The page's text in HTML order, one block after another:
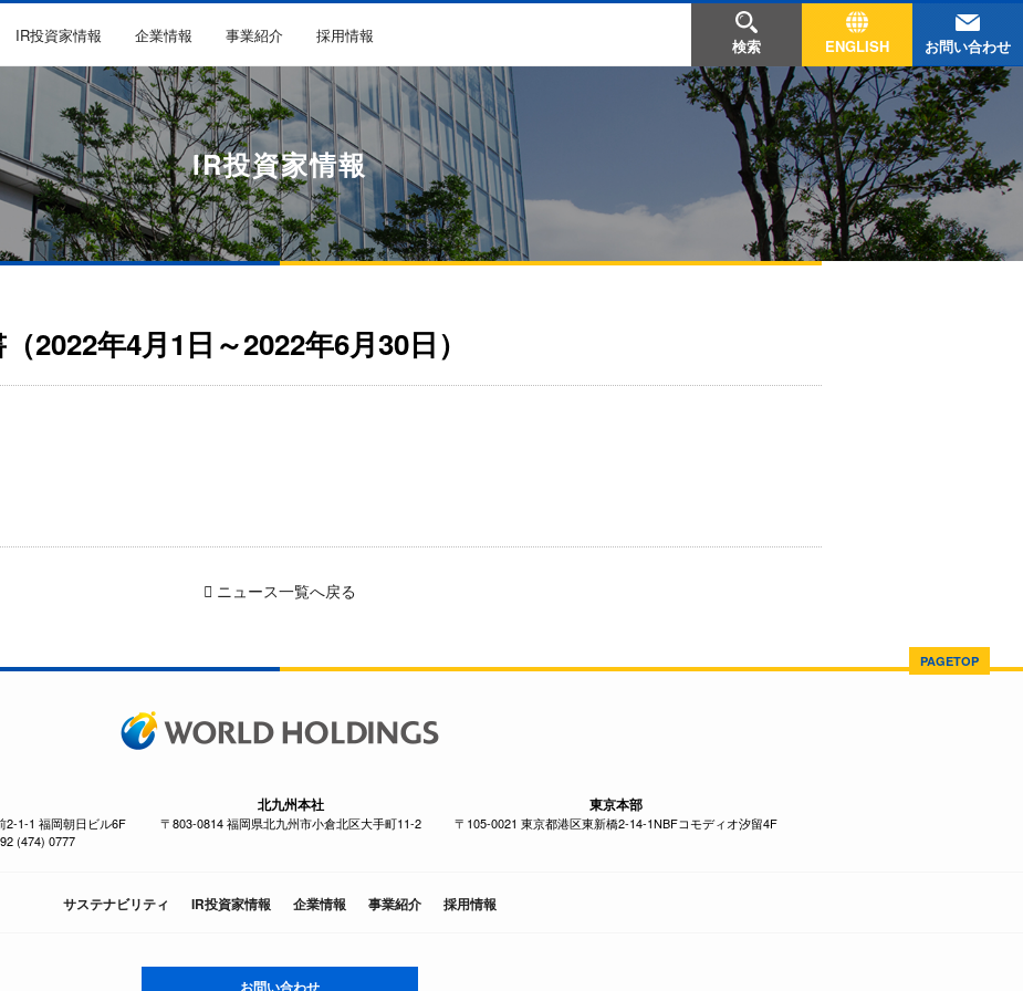
IR投資家情報 企業情報 事業紹介 採用情報
検索 ENGLISH お問い合わせ
IR投資家情報
2022年4月1日～2022年6月30日）
ニュース一覧へ戻る
PAGETOP
2-1-1 福岡朝日ビル6F
(474) 0777
北九州本社
〒803-0814 福岡県北九州市小倉北区大手町11-2
東京本部
〒105-0021 東京都港区東新橋2-14-1NBFコモディオ汐留4F
サステナビリティ IR投資家情報 企業情報 事業紹介 採用情報
お問い合わせ